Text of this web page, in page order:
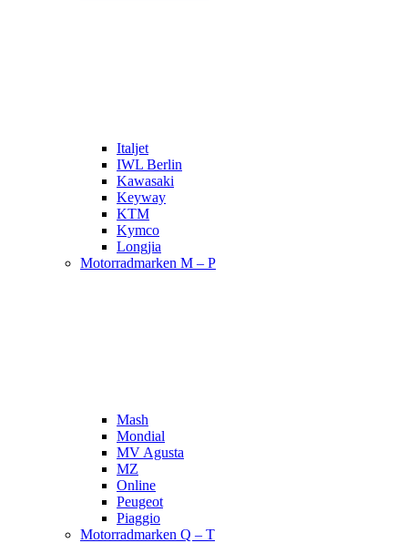
Italjet
IWL Berlin
Kawasaki
Keyway
KTM
Kymco
Longjia
Motorradmarken M – P
Mash
Mondial
MV Agusta
MZ
Online
Peugeot
Piaggio
Motorradmarken Q – T